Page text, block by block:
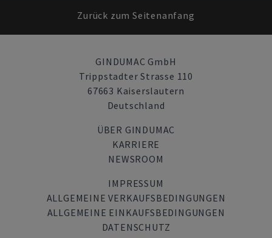
Zurück zum Seitenanfang
GINDUMAC GmbH
Trippstadter Strasse 110
67663 Kaiserslautern
Deutschland
ÜBER GINDUMAC
KARRIERE
NEWSROOM
IMPRESSUM
ALLGEMEINE VERKAUFSBEDINGUNGEN
ALLGEMEINE EINKAUFSBEDINGUNGEN
DATENSCHUTZ